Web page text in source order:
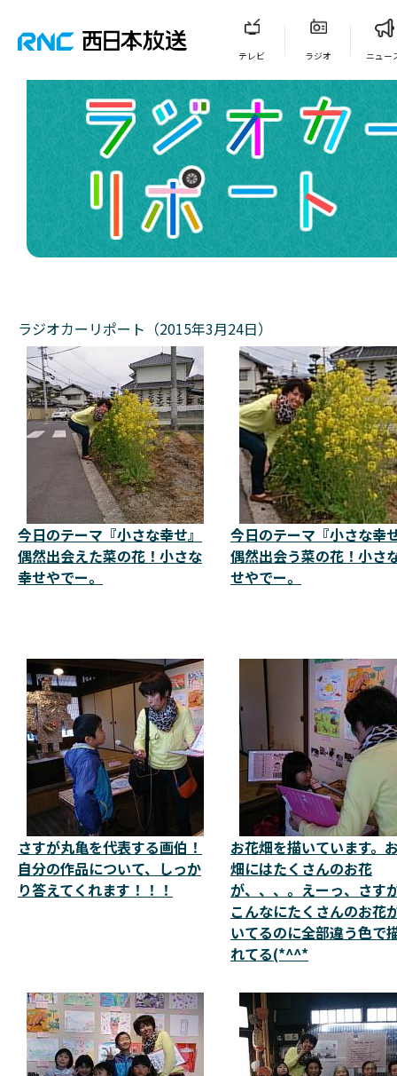
テレビ ラジオ ニュー
ラジオカーリポート（2015年3月24日）
今日のテーマ『小さな幸せ』
偶然出会えた菜の花！小さな
幸せやでー。
今日のテーマ『小さな幸
偶然出会う菜の花！小さ
せやでー。
さすが丸亀を代表する画伯！
自分の作品について、しっか
り答えてくれます！！！
お花畑を描いています。
畑にはたくさんのお花
が、、、。えーっ、さす
こんなにたくさんのお花
いてるのに全部違う色で
れてる(*^^*